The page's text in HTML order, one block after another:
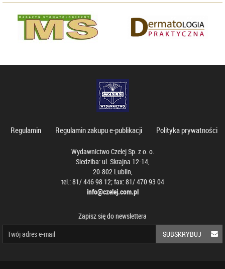
Regulamin Regulamin zakupu e-publikacji Polityka prywatności
Wydawnictwo Czelej Sp. z o. o.
Siedziba: ul. Skrajna 12-14,
20-802 Lublin,
tel.: 81/ 446 98 12; fax: 81/ 470 93 04
info@czelej.com.pl
Zapisz się do newslettera
SUBSKRYBUJ